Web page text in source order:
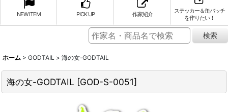
NEW ITEM PICK UP 作家紹介
ステッカー＆缶バッチ
を作りたい！
ホーム > GODTAIL > 海の女-GODTAIL
海の女-GODTAIL [GOD-S-0051]